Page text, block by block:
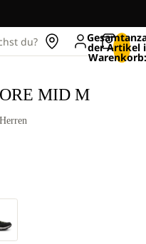
du? der Artikel
MID M